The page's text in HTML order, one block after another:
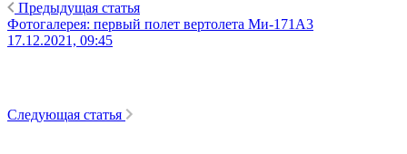
Предыдущая статья
Фотогалерея: первый полет вертолета Ми-171А3
17.12.2021, 09:45
Следующая статья